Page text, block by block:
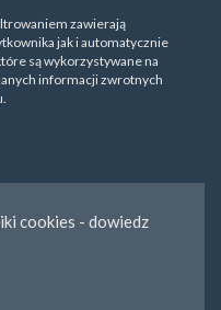
zawierają
jak i automatycznie
są wykorzystywane na
informacji zwrotnych
cookies - dowiedz